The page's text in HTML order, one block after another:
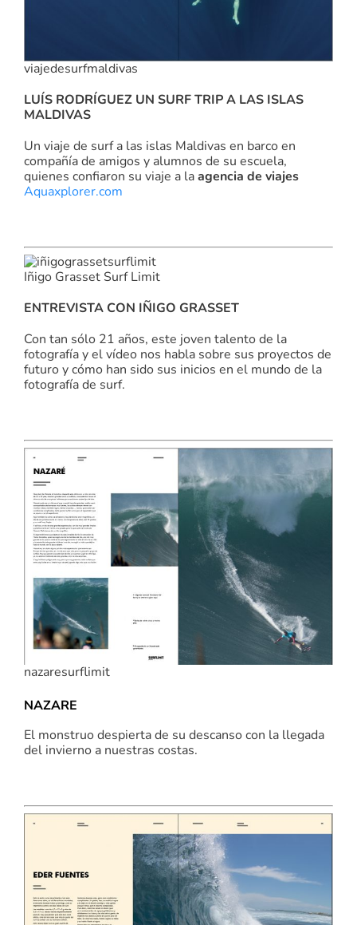
viajedesurfmaldivas
LUÍS RODRÍGUEZ UN SURF TRIP A LAS ISLAS
MALDIVAS
Un viaje de surf a las islas Maldivas en barco en
compañía de amigos y alumnos de su escuela,
quienes confiaron su viaje a laagencia de viajes
Aquaxplorer.com
Iñigo Grasset Surf Limit
ENTREVISTA CON IÑIGO GRASSET
Con tan sólo 21 años, este joven talento de la
fotografía y el vídeo nos habla sobre sus proyectos de
futuro y cómo han sido sus inicios en el mundo de la
fotografía de surf.
nazaresurflimit
NAZARE
El monstruo despierta de su descanso con la llegada
del invierno a nuestras costas.